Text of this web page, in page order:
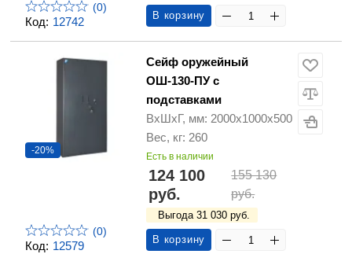
Код: 12742
(0)
В корзину
Код: 12579
-20%
(0)
Сейф оружейный
ОШ-130-ПУ с
подставками
ВхШхГ, мм: 2000х1000х500
Вес, кг: 260
Есть в наличии
124 100
руб.
155 130
руб.
Выгода 31 030 руб.
В корзину